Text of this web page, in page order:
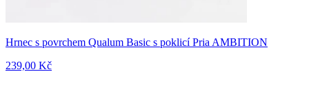
Hrnec s povrchem Qualum Basic s poklicí Pria AMBITION
239,00 Kč